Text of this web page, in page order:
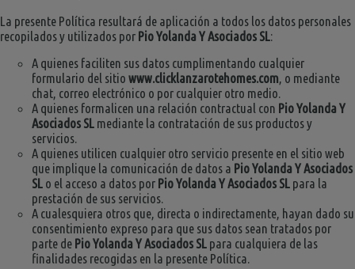
La presente Política resultará de aplicación a todos los datos personales
recopilados y utilizados por Pio Yolanda Y Asociados SL:
A quienes faciliten sus datos cumplimentando cualquier
formulario del sitio www.clicklanzarotehomes.com, o mediante
chat, correo electrónico o por cualquier otro medio.
A quienes formalicen una relación contractual con Pio Yolanda Y
Asociados SL mediante la contratación de sus productos y
servicios.
A quienes utilicen cualquier otro servicio presente en el sitio web
que implique la comunicación de datos a Pio Yolanda Y Asociados
SL o el acceso a datos por Pio Yolanda Y Asociados SL para la
prestación de sus servicios.
A cualesquiera otros que, directa o indirectamente, hayan dado su
consentimiento expreso para que sus datos sean tratados por
parte de Pio Yolanda Y Asociados SL para cualquiera de las
finalidades recogidas en la presente Política.